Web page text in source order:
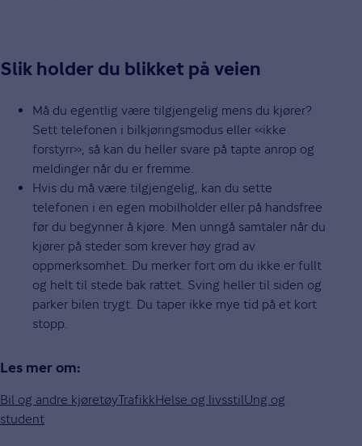
Slik holder du blikket på veien
Må du egentlig være tilgjengelig mens du kjører?
Sett telefonen i bilkjøringsmodus eller «ikke
forstyrr», så kan du heller svare på tapte anrop og
meldinger når du er fremme.
Hvis du må være tilgjengelig, kan du sette
telefonen i en egen mobilholder eller på handsfree
før du begynner å kjøre. Men unngå samtaler når du
kjører på steder som krever høy grad av
oppmerksomhet. Du merker fort om du ikke er fullt
og helt til stede bak rattet. Sving heller til siden og
parker bilen trygt. Du taper ikke mye tid på et kort
stopp.
Les mer om:
Bil og andre kjøretøyTrafikkHelse og livsstilUng og
student